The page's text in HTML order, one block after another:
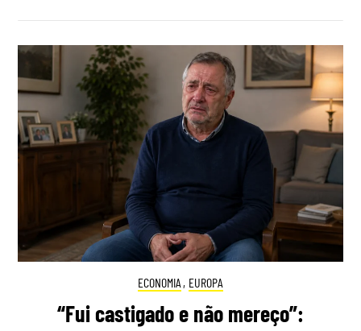
ECONOMIA , EUROPA
“Fui castigado e não mereço”: